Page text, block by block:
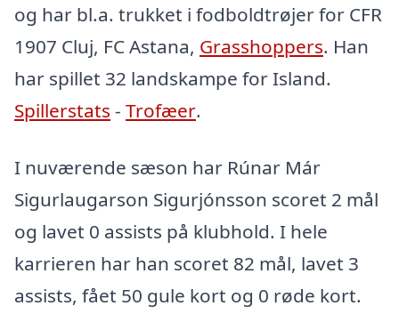
og har bl.a. trukket i fodboldtrøjer for CFR
1907 Cluj, FC Astana, Grasshoppers. Han
har spillet 32 landskampe for Island.
Spillerstats - Trofæer.
I nuværende sæson har Rúnar Már
Sigurlaugarson Sigurjónsson scoret 2 mål
og lavet 0 assists på klubhold. I hele
karrieren har han scoret 82 mål, lavet 3
assists, fået 50 gule kort og 0 røde kort.